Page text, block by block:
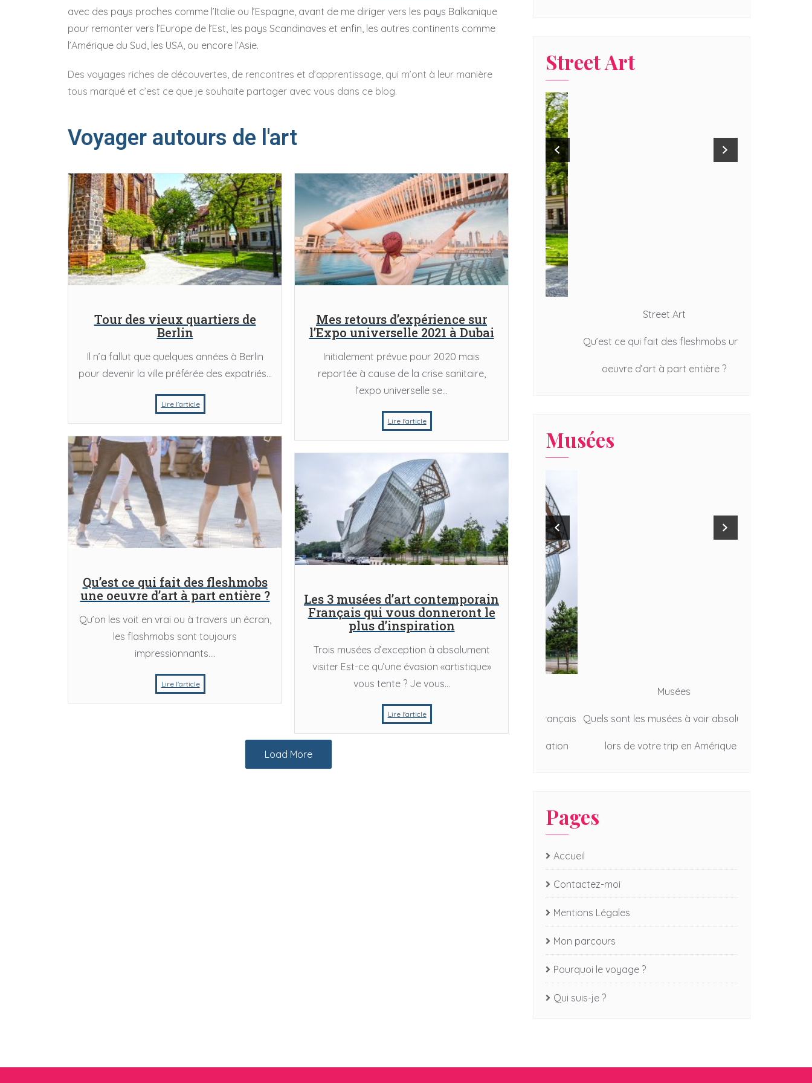
avec des pays proches comme l’Italie ou l’Espagne, avant de me diriger vers les pays Balkanique
pour remonter vers l’Europe de l’Est, les pays Scandinaves et enfin, les autres continents comme
l’Amérique du Sud, les USA, ou encore l’Asie.
Des voyages riches de découvertes, de rencontres et d’apprentissage, qui m’ont à leur manière
tous marqué et c’est ce que je souhaite partager avec vous dans ce blog.
Voyager autours de l'art
Tour des vieux quartiers de
Berlin
Il n’a fallut que quelques années à Berlin
pour devenir la ville préférée des expatriés...
Lire l'article
Mes retours d’expérience sur
l’Expo universelle 2021 à Dubai
Initialement prévue pour 2020 mais
reportée à cause de la crise sanitaire,
l’expo universelle se...
Lire l'article
Qu’est ce qui fait des fleshmobs
une oeuvre d’art à part entière ?
Qu’on les voit en vrai ou à travers un écran,
les flashmobs sont toujours
impressionnants....
Lire l'article
Les 3 musées d’art contemporain
Français qui vous donneront le
plus d’inspiration
Trois musées d’exception à absolument
visiter Est-ce qu’une évasion «artistique»
vous tente ? Je vous...
Lire l'article
Load More
Street Art
oeuvre d’art à part entière ?
Street Art
Balade à vélo dans les rues de Bordeaux,
le parfait combo pour admirer l’art de rue
Street Art
Tour des vieux quartiers de Berlin
Street Art
Qu’est ce qui fait des fleshmobs une
oeuvre d’art à part entière ?
Musées
Musées
Les 3 musées d’art contemporain Français
Musées
Quels sont les musées à voir absolument
lors de votre trip en Amérique ?
Pages
Accueil
Contactez-moi
Mentions Légales
Mon parcours
Pourquoi le voyage ?
Qui suis-je ?